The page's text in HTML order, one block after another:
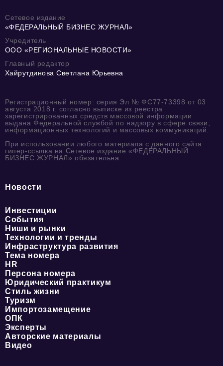
Сетевое издание
«ФЕДЕРАЛЬНЫЙ БИЗНЕС ЖУРНАЛ»
Учредитель
ООО «РЕГИОНАЛЬНЫЕ НОВОСТИ»
Главный редактор
Хайрутдинова Светлана Юрьевна
Регистрационный номер: серия Эл № ФС77-73398 от 03
августа 2018 г. согласно выписке из реестра
зарегистрированных средств массовой информации
выдана Федеральной службой по надзору в сфере связи,
информационных технологий и массовых коммуникаций.
При использовании любого материала с данного сайта
гипер-ссылка на Сетевое издание «ФЕДЕРАЛЬНЫЙ
БИЗНЕС ЖУРНАЛ» обязательна.
Новости
Инвестиции
События
Ниши и рынки
Технологии и тренды
Инфраструктура развития
Тема номера
HR
Персона номера
Юридический практикум
Стиль жизни
Туризм
Импортозамещение
ОПК
Эксперты
Авторские материалы
Видео